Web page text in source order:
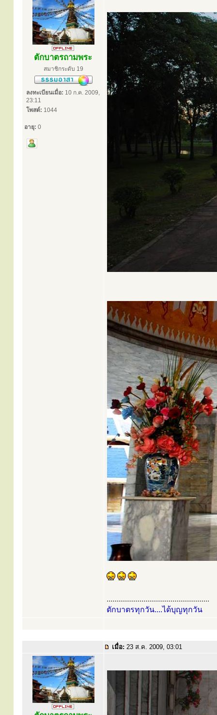
ตักบาตรถามพระ
สมาชิกระดับ 19
ลงทะเบียนเมื่อ: 10 ก.ค. 2009,
23:11
โพสต์: 1044
อายุ: 0
.....................................................
ตักบาตรทุกวัน....ได้บุญทุกวัน
เมื่อ: 23 ส.ค. 2009, 03:01